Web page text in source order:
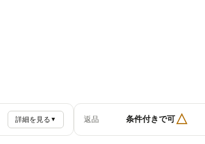
詳細を見る ▼ 返品 条件付きで可△